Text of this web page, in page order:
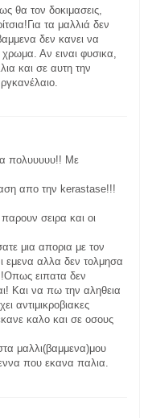
θα τον δοκιμασεις,
τα μαλλιά δεν
δεν κανει να
Αν ειναι φυσικα,
και σε αυτη την
πολυυυυυ!! Με
απο την kerastase!!!
σειρα και οι
μια απορια με τον
εμενα αλλα δεν τολμησα
ειπατα δεν
Και να πω την αληθεια
αντιμικροβιακες
καλο και σε οσους
μαλλι(βαμμενα)μου
που εκανα παλια.